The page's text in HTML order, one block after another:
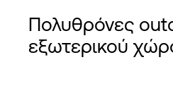
Πολυθρόνες
εξωτερικού